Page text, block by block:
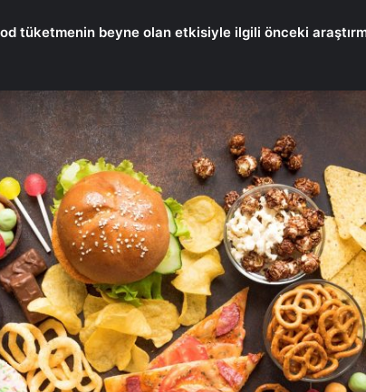
tüketmenin beyne olan etkisiyle ilgili önceki